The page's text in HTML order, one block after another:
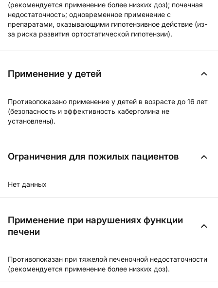
(рекомендуется применение более низких доз); почечная
недостаточность; одновременное применение с
препаратами, оказывающими гипотензивное действие (из-
за риска развития ортостатической гипотензии).
Применение у детей
Противопоказано применение у детей в возрасте до 16 лет
(безопасность и эффективность каберголина не
установлены).
Ограничения для пожилых пациентов
Нет данных
Применение при нарушениях функции
печени
Противопоказан при тяжелой печеночной недостаточности
(рекомендуется применение более низких доз).